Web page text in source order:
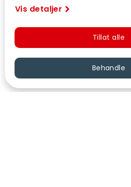
Vis detaljer
Tillat alle
Behandle